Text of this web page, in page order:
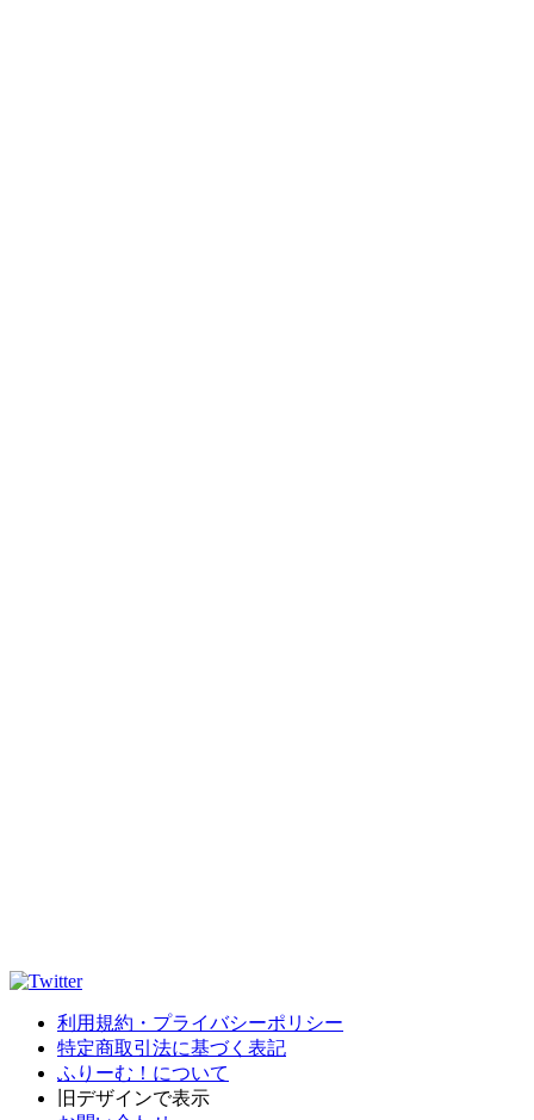
利用規約・プライバシーポリシー
特定商取引法に基づく表記
ふりーむ！について
旧デザインで表示